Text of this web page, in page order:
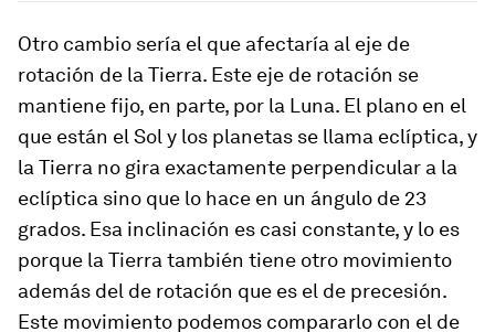
Otro cambio sería el que afectaría al eje de
rotación de la Tierra. Este eje de rotación se
mantiene fijo, en parte, por la Luna. El plano en el
que están el Sol y los planetas se llama eclíptica, y
la Tierra no gira exactamente perpendicular a la
eclíptica sino que lo hace en un ángulo de 23
grados. Esa inclinación es casi constante, y lo es
porque la Tierra también tiene otro movimiento
además del de rotación que es el de precesión.
Este movimiento podemos compararlo con el de